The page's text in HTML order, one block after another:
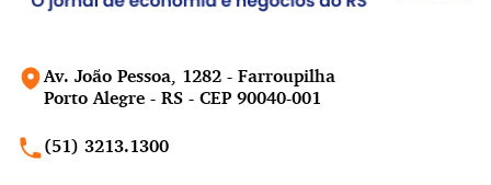
Av. João Pessoa, 1282 - Farroupilha
Porto Alegre - RS - CEP 90040-001
(51) 3213.1300